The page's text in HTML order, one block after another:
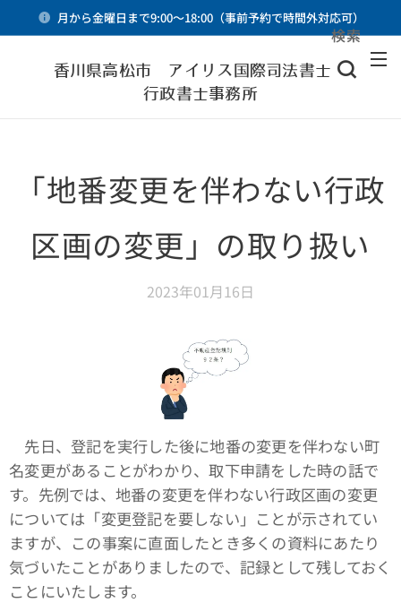
月から金曜日まで9:00～18:00（事前予約で時間外対応可）
香川県高松市 アイリス国際司法書士・
行政書士事務所
検索
「地番変更を伴わない行政
区画の変更」の取り扱い
2023年01月16日
先日、登記を実行した後に地番の変更を伴わない町
名変更があることがわかり、取下申請をした時の話で
す。先例では、地番の変更を伴わない行政区画の変更
については「変更登記を要しない」ことが示されてい
ますが、この事案に直面したとき多くの資料にあたり
気づいたことがありましたので、記録として残しておく
ことにいたします。